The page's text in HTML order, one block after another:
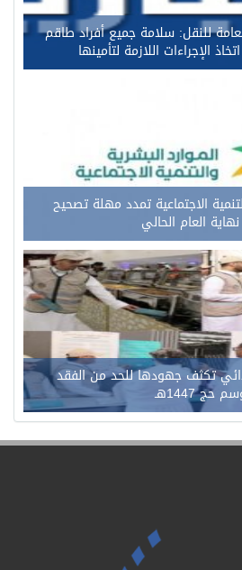
للنقل: سلامة جميع أفراد طاقم
الاجتماعية تمدد مهلة تصحيح
العام الحالي
تكثف جهودها للحد من الفقد
1447هـ